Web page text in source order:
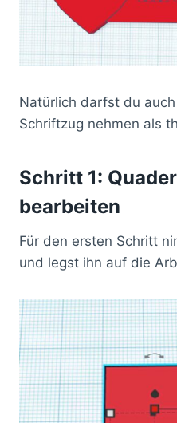
Natürlich darfst du
Schriftzug nehmen als
Schritt 1:
bearbeiten
Für den ersten Schritt
und legst ihn auf die